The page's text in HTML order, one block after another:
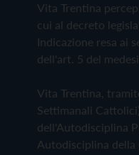
Vita Trentina
cui al decreto
Indicazione resa ai
dell'art. 5 del
Vita Trentina,
Settimanali
dell'Autodisciplina
Autodisciplina della